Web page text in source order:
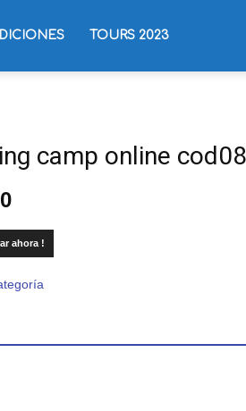
TOURS 2023
camp online
ahora !